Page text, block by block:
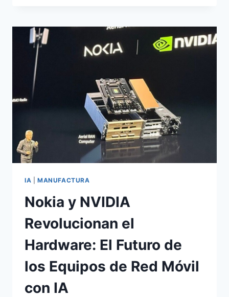
IA MANUFACTURA
Nokia y NVIDIA
Revolucionan el
Hardware: El Futuro de
los Equipos de Red Móvil
con IA